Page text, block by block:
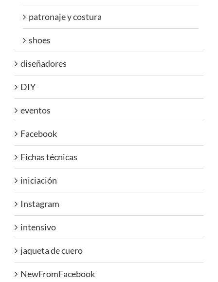
patronaje y costura
shoes
diseñadores
DIY
eventos
Facebook
Fichas técnicas
iniciación
Instagram
intensivo
jaqueta de cuero
NewFromFacebook